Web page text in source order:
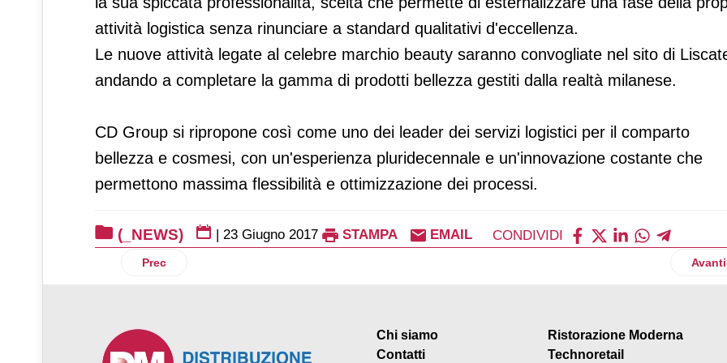
attività logistica senza rinunciare a standard qualitativi d'eccellenza.
Le nuove attività legate al celebre marchio beauty saranno convogliate nel sito di
andando a completare la gamma di prodotti bellezza gestiti dalla realtà milanese.
CD Group si ripropone così come uno dei leader dei servizi logistici per il comparto
bellezza e cosmesi, con un'esperienza pluridecennale e un'innovazione costante che
permettono massima flessibilità e ottimizzazione dei processi.
(_NEWS) | 23 Giugno 2017 STAMPA EMAIL CONDIVIDI
Articolo precedente: Bolton Alimentari rafforza la sua posizione sulla sostenibilità
Prec Avanti
Chi siamo
Contatti
Ristorazione Moderna
Technoretail